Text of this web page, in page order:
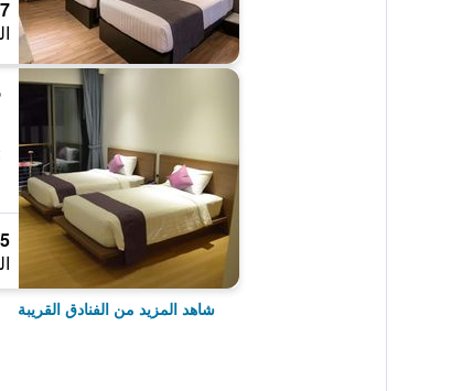
شاهد المزيد من الفنادق القريبة